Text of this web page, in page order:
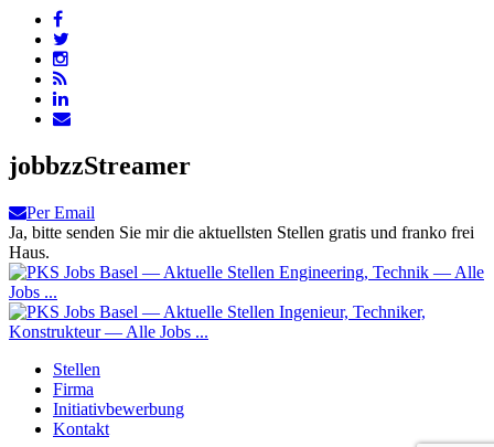
jobbzzStreamer
Per Email
Ja, bitte senden Sie mir die aktuellsten Stellen gratis und franko frei
Haus.
Stellen
Firma
Initiativbewerbung
Kontakt